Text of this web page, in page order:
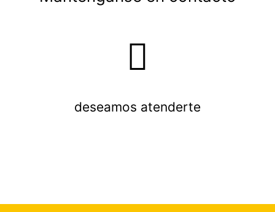
deseamos atenderte